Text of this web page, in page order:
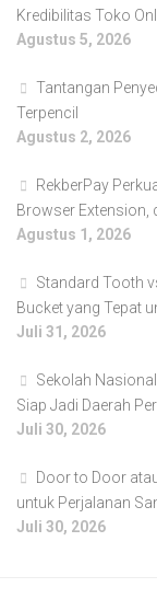
Kredibilitas Toko
Agustus 5, 2026
Tantangan
Terpencil
Agustus 2, 2026
RekberPay
Browser Extension,
Agustus 1, 2026
Standard Tooth
Bucket yang Tepat
Juli 31, 2026
Sekolah
Siap Jadi Daerah
Juli 30, 2026
Door to Door
untuk Perjalanan
Juli 30, 2026